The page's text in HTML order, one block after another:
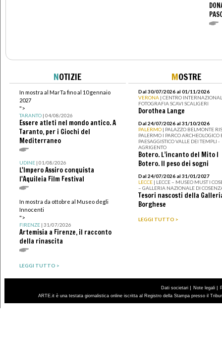
NOTIZIE
In mostra al MarTa fino al 10 gennaio
2027
">
TARANTO| 04/08/2026
Essere atleti nel mondo antico. A
Taranto, per i Giochi del
Mediterraneo
UDINE| 01/08/2026
L'Impero Assiro conquista
l'Aquileia Film Festival
In mostra da ottobre al Museo degli
Innocenti
">
FIRENZE| 31/07/2026
Artemisia a Firenze, il racconto
della rinascita
LEGGI TUTTO >
MOSTRE
Dal 30/07/2026 al 01/11/2026
VERONA | CENTRO
FOTOGRAFIA SCAVI SCALIGERI
Dorothea Lange
Dal 24/07/2026 al 31/10/2026
PALERMO | PALAZZO BELMONTE
PALERMO I PARCO ARCHEOLOGICO
PAESAGGISTICO VALLE DEI TEMPLI -
AGRIGENTO
Botero. L’incanto del Mito I
Botero. Il peso dei sogni
Dal 24/07/2026 al 31/01/2027
LECCE | LECCE – MUSEO MUST I
– GALLERIA NAZIONALE DI
Tesori nascosti della
Borghese
LEGGI TUTTO >
Dati societari | Note legali |
ARTE.it è una testata giornalistica online iscritta al Registro della Stampa presso il